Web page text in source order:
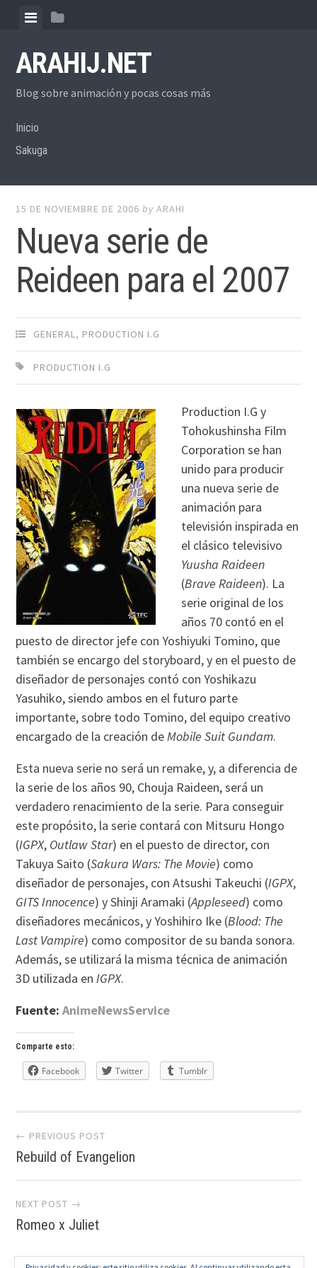
content
ViewView
ARAHIJ.NET
Blog sobre animación y pocas cosas más
Inicio
Sakuga
15 DE NOVIEMBRE DE 2006 byARAHI
Nueva serie de
Reideen para el 2007
GENERAL, PRODUCTION I.G
PRODUCTION I.G
Production I.G y
Tohokushinsha Film
Corporation se han
unido para producir
una nueva serie de
animación para
televisión inspirada en
el clásico televisivo
Yuusha Raideen
(Brave Raideen). La
serie original de los
años 70 contó en el
puesto de director jefe con Yoshiyuki Tomino, que
también se encargo del storyboard, y en el puesto de
diseñador de personajes contó con Yoshikazu
Yasuhiko, siendo ambos en el futuro parte
importante, sobre todo Tomino, del equipo creativo
encargado de la creación deMobile Suit Gundam.
Esta nueva serie no será un remake, y, a diferencia de
la serie de los años 90, Chouja Raideen, será un
verdadero renacimiento de la serie. Para conseguir
este propósito, la serie contará con Mitsuru Hongo
(IGPX, Outlaw Star) en el puesto de director, con
Takuya Saito (Sakura Wars: The Movie) como
diseñador de personajes, con Atsushi Takeuchi (IGPX,
GITS Innocence) y Shinji Aramaki (Appleseed) como
diseñadores mecánicos, y Yoshihiro Ike (Blood: The
Last Vampire) como compositor de su banda sonora.
Además, se utilizará la misma técnica de animación
3D utilizada enIGPX.
Fuente:AnimeNewsService
Comparte esto:
Facebook Twitter Tumblr
Post
navigation
← PREVIOUS POST
Rebuild of Evangelion
NEXT POST →
Romeo x Juliet